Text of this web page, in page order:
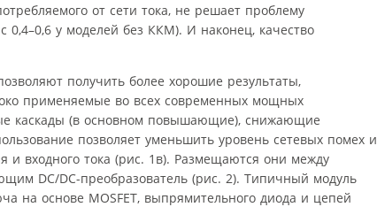
от сети тока, не решает проблему
0,4–0,6 у моделей без ККМ). И наконец, качество
получить более хорошие результаты,
применяемые во всех современных мощных
каскады (в основном повышающие), снижающие
позволяет уменьшить уровень сетевых помех и
входного тока (рис. 1в). Размещаются они между
DC/DC-преобразователь (рис. 2). Типичный модуль
на основе MOSFET, выпрямительного диода и цепей